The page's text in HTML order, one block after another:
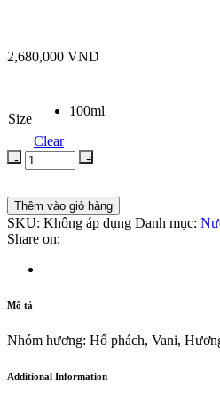
2,680,000 VND
Size
100ml
Clear
Thêm vào giỏ hàng
SKU: Không áp dụng Danh mục:
Share on:
Mô tả
Nhóm hương: Hổ phách, Vani,
Additional Information